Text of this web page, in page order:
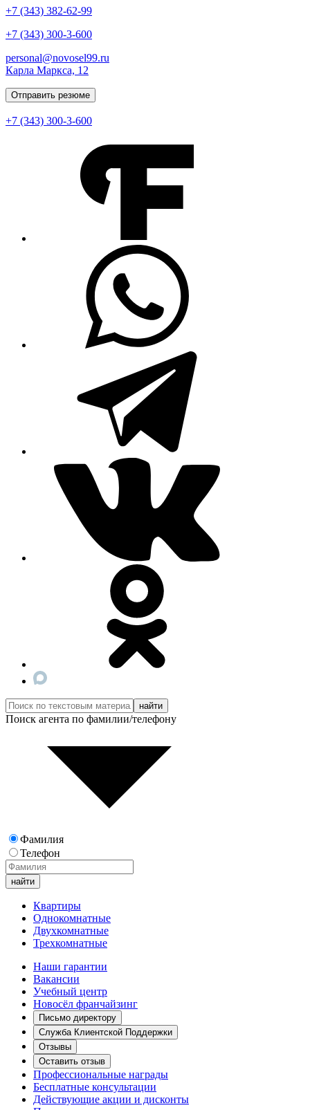
+7 (343) 382-62-99
+7 (343) 300-3-600
personal@novosel99.ru
Карла Маркса, 12
Отправить резюме
+7 (343) 300-3-600
Поиск агента по фамилии/телефону
Фамилия
Телефон
Квартиры
Однокомнатные
Двухкомнатные
Трехкомнатные
Наши гарантии
Вакансии
Учебный центр
Новосёл франчайзинг
Письмо директору
Служба Клиентской Поддержки
Отзывы
Оставить отзыв
Профессиональные награды
Бесплатные консультации
Действующие акции и дисконты